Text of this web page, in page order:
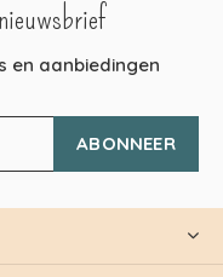
en aanbiedingen
ABONNEER